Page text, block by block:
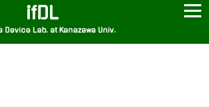
ifDL
Device Lab. at Kanazawa Univ.